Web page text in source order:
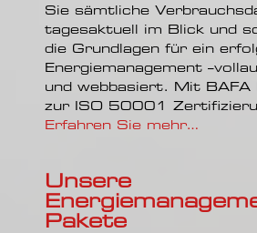
Sie sämtliche
tagesaktuell im Blick und
die Grundlagen für ein
Energiemanagement
und webbasiert. Mit BAFA
zur ISO 50001
Erfahren Sie mehr…
Unsere
Pakete